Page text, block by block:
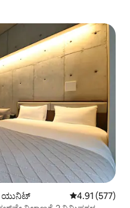
ಯುನಿಟ್ 5 ರಲ್ಲಿ 4.91
4.91 (577)